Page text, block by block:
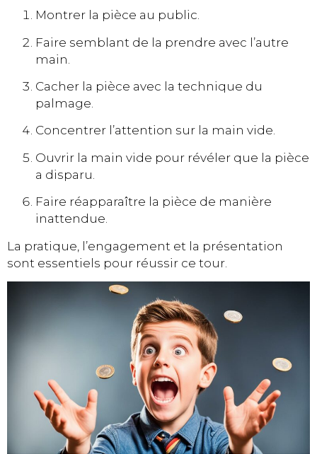
Montrer la pièce au public.
Faire semblant de la prendre avec l’autre
main.
Cacher la pièce avec la technique du
palmage.
Concentrer l’attention sur la main vide.
Ouvrir la main vide pour révéler que la pièce
a disparu.
Faire réapparaître la pièce de manière
inattendue.
La pratique, l’engagement et la présentation
sont essentiels pour réussir ce tour.